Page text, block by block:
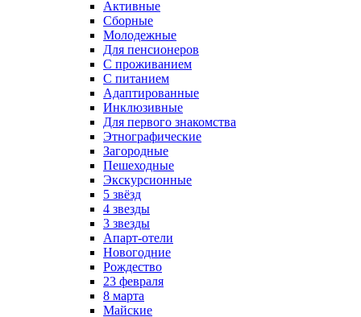
Активные
Сборные
Молодежные
Для пенсионеров
С проживанием
С питанием
Адаптированные
Инклюзивные
Для первого знакомства
Этнографические
Загородные
Пешеходные
Экскурсионные
5 звёзд
4 звезды
3 звезды
Апарт-отели
Новогодние
Рождество
23 февраля
8 марта
Майские